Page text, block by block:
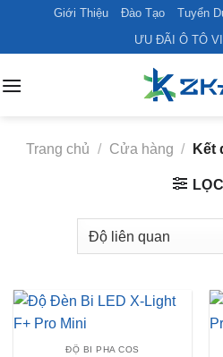
content
Giới Thiệu Đào Tạo Tuyển
ƯU ĐÃI Ô TÔ
Trang chủ / Cửa hàng / Kết
LỌC
ĐỘ BI PHA COS